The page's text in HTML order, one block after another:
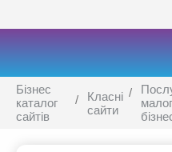
Бізнес
каталог
сайтів
Класні
сайти